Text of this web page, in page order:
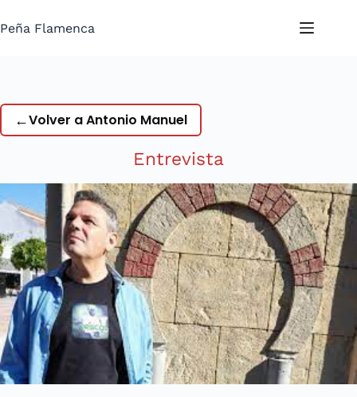
al
Peña Flamenca
←Volver a Antonio Manuel
Entrevista